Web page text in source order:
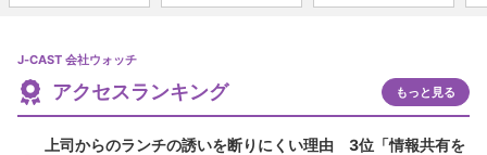
J-CAST 会社ウォッチ
アクセスランキング もっと見る
上司からのランチの誘いを断りにくい理由 3位「情報共有を